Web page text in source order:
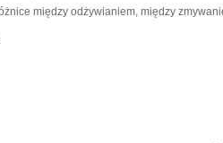
między odżywianiem, między